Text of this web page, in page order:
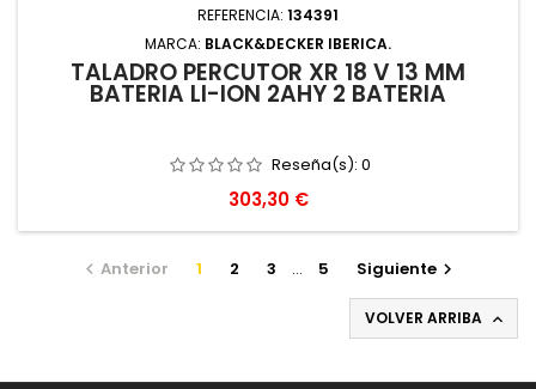
REFERENCIA: 134391
MARCA: BLACK&DECKER IBERICA.
TALADRO PERCUTOR XR 18 V 13 MM
BATERIA LI-ION 2AHY 2 BATERIA
Reseña(s): 0
Precio
303,30 €
 Anterior 1 2 3 … 5 Siguiente
VOLVER ARRIBA 